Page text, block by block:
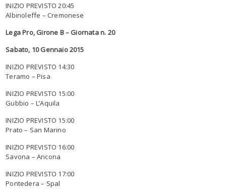
INIZIO PREVISTO 20:45
Albinoleffe – Cremonese
Lega Pro, Girone B – Giornata n. 20
Sabato, 10 Gennaio 2015
INIZIO PREVISTO 14:30
Teramo – Pisa
INIZIO PREVISTO 15:00
Gubbio – L’Aquila
INIZIO PREVISTO 15:00
Prato – San Marino
INIZIO PREVISTO 16:00
Savona – Ancona
INIZIO PREVISTO 17:00
Pontedera – Spal